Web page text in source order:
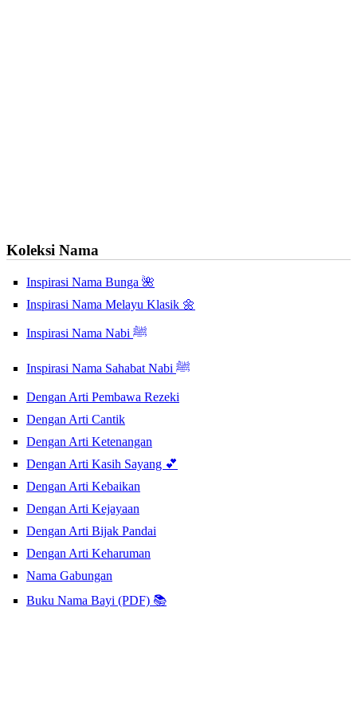
Koleksi Nama
Inspirasi Nama Bunga 🌺
Inspirasi Nama Melayu Klasik 🌼
Inspirasi Nama Nabi ﷺ
Inspirasi Nama Sahabat Nabi ﷺ
Dengan Arti Pembawa Rezeki
Dengan Arti Cantik
Dengan Arti Ketenangan
Dengan Arti Kasih Sayang 💕
Dengan Arti Kebaikan
Dengan Arti Kejayaan
Dengan Arti Bijak Pandai
Dengan Arti Keharuman
Nama Gabungan
Buku Nama Bayi (PDF) 📚